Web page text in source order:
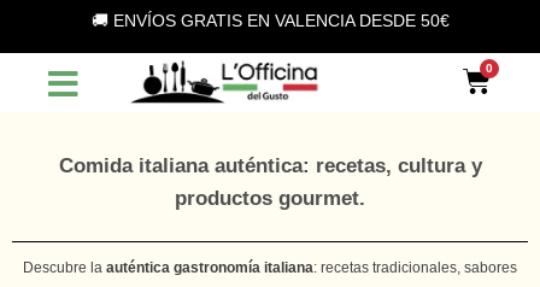
contenuto
🚚 ENVÍOS GRATIS EN VALENCIA DESDE 50€
Comida italiana auténtica: recetas, cultura y
productos gourmet.
Descubre la auténtica gastronomía italiana: recetas tradicionales, sabores